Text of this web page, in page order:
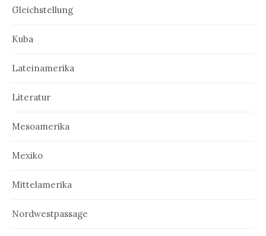
Gleichstellung
Kuba
Lateinamerika
Literatur
Mesoamerika
Mexiko
Mittelamerika
Nordwestpassage